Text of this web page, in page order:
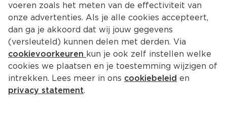
50 producten
Folat Servetten - Buzzing Bugs
Per 20 st
1.99
voeren zoals het meten van de effectiviteit van
onze advertenties. Als je alle cookies accepteert,
dan ga je akkoord dat wij jouw gegevens
(versleuteld) kunnen delen met derden. Via
cookievoorkeuren kun je ook zelf instellen welke
cookies we plaatsen en je toestemming wijzigen of
intrekken. Lees meer in ons cookiebeleid en
privacy statement.